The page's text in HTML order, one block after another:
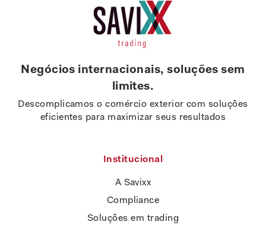
Negócios internacionais, soluções sem
limites.
Descomplicamos o comércio exterior com soluções
eficientes para maximizar seus resultados
Institucional
A Savixx
Compliance
Soluções em trading